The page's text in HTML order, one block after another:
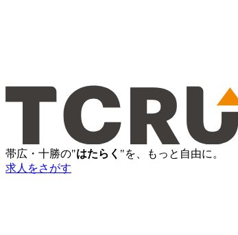
帯広・十勝の"はたらく "を、もっと自由に。
求人をさがす